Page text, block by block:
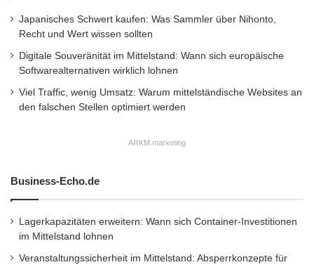
Japanisches Schwert kaufen: Was Sammler über Nihonto,
Recht und Wert wissen sollten
Digitale Souveränität im Mittelstand: Wann sich europäische
Softwarealternativen wirklich lohnen
Viel Traffic, wenig Umsatz: Warum mittelständische Websites an
den falschen Stellen optimiert werden
ARKM.marketing
Business-Echo.de
Lagerkapazitäten erweitern: Wann sich Container-Investitionen
im Mittelstand lohnen
Veranstaltungssicherheit im Mittelstand: Absperrkonzepte für